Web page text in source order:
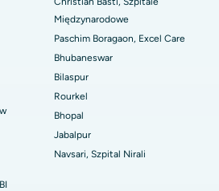
19, Rourkela
Pune
dla kobiet w południowym Delhi
Międzynarodowe
Paschim Boragaon, Excel Care
Bhubaneswar
Bilaspur
Rourkel
Bhopal
Jabalpur
Navsari, Szpital Nirali